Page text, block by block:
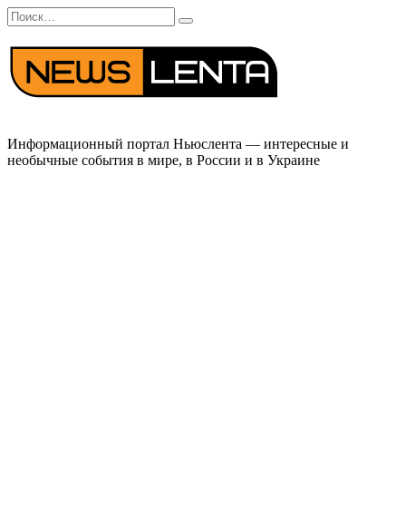
Перейти
к
содержанию
Search
for:
Информационный портал Ньюслента — интересные и
необычные события в мире, в России и в Украине